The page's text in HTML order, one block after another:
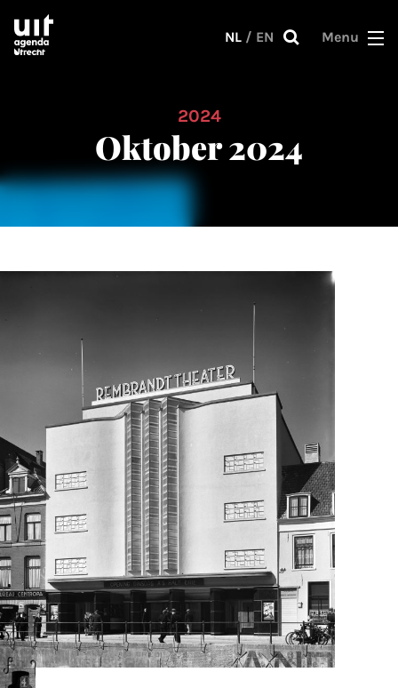
Skip to main content
NL / EN Menu
2024
Oktober 2024